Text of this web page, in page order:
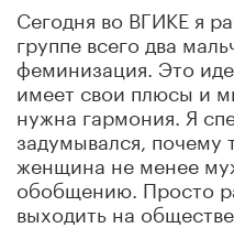
Сегодня во ВГИКЕ я
группе всего два
феминизация. Это
имеет свои плюсы и
нужна гармония. Я
задумывался, почему
женщина не менее
обобщению. Просто
выходить на